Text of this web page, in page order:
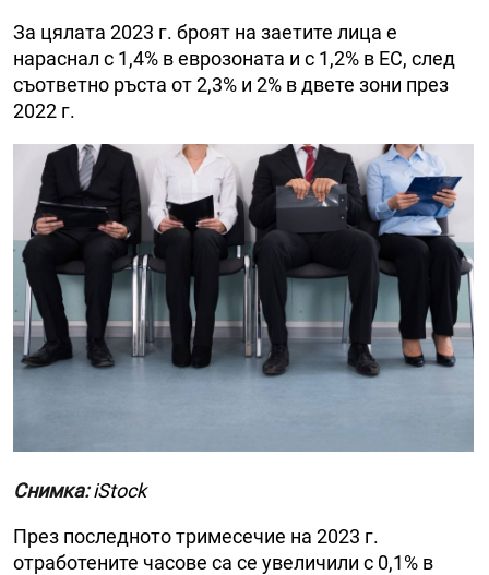
За цялата 2023 г. броят на заетите лица е
нараснал с 1,4% в еврозоната и с 1,2% в ЕС, след
съответно ръста от 2,3% и 2% в двете зони през
2022 г.
Снимка:iStock
През последното тримесечие на 2023 г.
отработените часове са се увеличили с 0,1% в